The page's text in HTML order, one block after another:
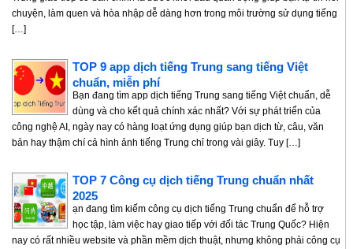
chuyện, làm quen và hòa nhập dễ dàng hơn trong môi trường sử dụng tiếng
[…]
TOP 9 app dịch tiếng Trung sang tiếng Việt
chuẩn, miễn phí
Bạn đang tìm app dịch tiếng Trung sang tiếng Việt chuẩn, dễ
dùng và cho kết quả chính xác nhất? Với sự phát triển của
công nghệ AI, ngày nay có hàng loạt ứng dụng giúp bạn dịch từ, câu, văn
bản hay thậm chí cả hình ảnh tiếng Trung chỉ trong vài giây. Tuy […]
TOP 7 Công cụ dịch tiếng Trung chuẩn nhất
2025
ạn đang tìm kiếm công cụ dịch tiếng Trung chuẩn để hỗ trợ
học tập, làm việc hay giao tiếp với đối tác Trung Quốc? Hiện
nay có rất nhiều website và phần mềm dịch thuật, nhưng không phải công cụ